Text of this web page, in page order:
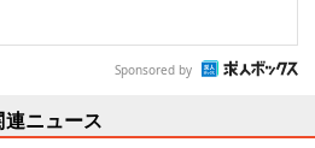
Sponsored by
連ニュース